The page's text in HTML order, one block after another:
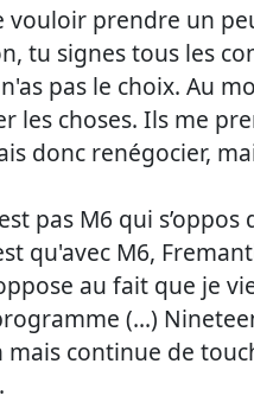
vouloir prendre un
tu signes tous les
pas le choix. Au
les choses. Ils me
donc renégocier,
pas M6 qui
qu'avec M6,
au fait que je
(...)
continue de